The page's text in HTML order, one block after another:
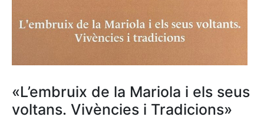
«L’embruix de la Mariola i els seus
voltans. Vivències i Tradicions»